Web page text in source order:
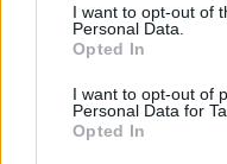
I want to opt-out of
Personal Data.
Opted In
I want to opt-out of
Personal Data for
Opted In
AZIENDE E MERCATI
Dal lusso circolare
Lenush Saf costruisce